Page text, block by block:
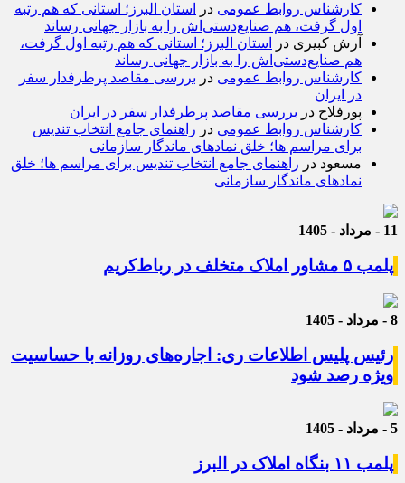
کارشناس روابط عمومی در
استان البرز؛ استانی که هم رتبه
اول گرفت، هم صنایع‌دستی‌اش را به بازار جهانی رساند
آرش کبیری در
استان البرز؛ استانی که هم رتبه اول گرفت،
هم صنایع‌دستی‌اش را به بازار جهانی رساند
کارشناس روابط عمومی در بررسی مقاصد پرطرفدار سفر
در ایران
پورفلاح در بررسی مقاصد پرطرفدار سفر در ایران
کارشناس روابط عمومی در راهنمای جامع انتخاب تندیس
برای مراسم ها؛ خلق نمادهای ماندگار سازمانی
مسعود در راهنمای جامع انتخاب تندیس برای مراسم ها؛ خلق
نمادهای ماندگار سازمانی
11 - مرداد - 1405
پلمب ۵ مشاور املاک متخلف در رباط‌کریم
8 - مرداد - 1405
رئیس پلیس اطلاعات ری: اجاره‌های روزانه با حساسیت
ویژه رصد شود
5 - مرداد - 1405
پلمب ۱۱ بنگاه املاک در البرز